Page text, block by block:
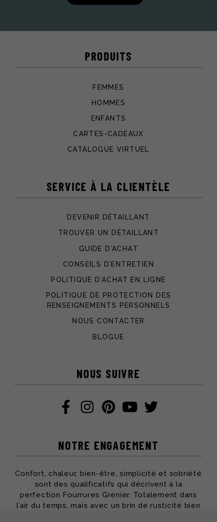
PRODUITS
FEMMES
HOMMES
ENFANTS
CARTES-CADEAUX
CATALOGUE VIRTUEL
SERVICE À LA CLIENTÈLE
DEVENIR DÉTAILLANT
TROUVER UN DÉTAILLANT
GUIDE D’ACHAT
CONSEILS D’ENTRETIEN
POLITIQUE D’ACHAT EN LIGNE
POLITIQUE DE PROTECTION DES
RENSEIGNEMENTS PERSONNELS
NOUS CONTACTER
BLOGUE
NOUS SUIVRE
NOTRE ENGAGEMENT
Confort, chaleur, bien-être, simplicité et sobriété
sont des qualificatifs qui décrivent à la
perfection Fourrures Grenier. Totalement dans
l’air du temps, mais avec un brin de rusticité bien